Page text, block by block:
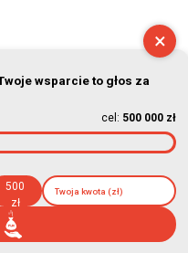
×
wsparcie to głos za
cel: 500 000 zł
500
zł